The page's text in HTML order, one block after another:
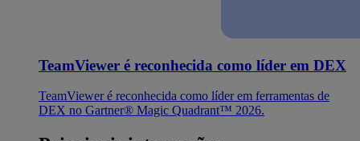
TeamViewer é reconhecida como líder em DEX
TeamViewer é reconhecida como líder em ferramentas de
DEX no Gartner® Magic Quadrant™ 2026.